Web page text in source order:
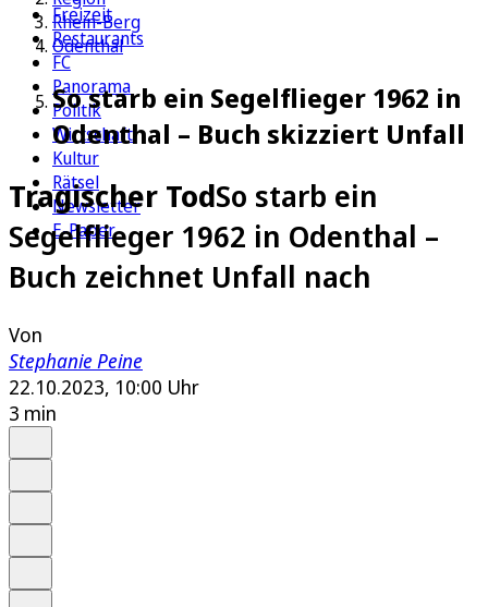
Freizeit
Restaurants
FC
Panorama
Politik
Wirtschaft
Kultur
Rätsel
Newsletter
E-Paper
Rhein-Berg
Odenthal
So starb ein Segelflieger 1962 in
Odenthal – Buch skizziert Unfall
Tragischer TodSo starb ein
Segelflieger 1962 in Odenthal –
Buch zeichnet Unfall nach
Von
Stephanie Peine
22.10.2023, 10:00 Uhr
3 min